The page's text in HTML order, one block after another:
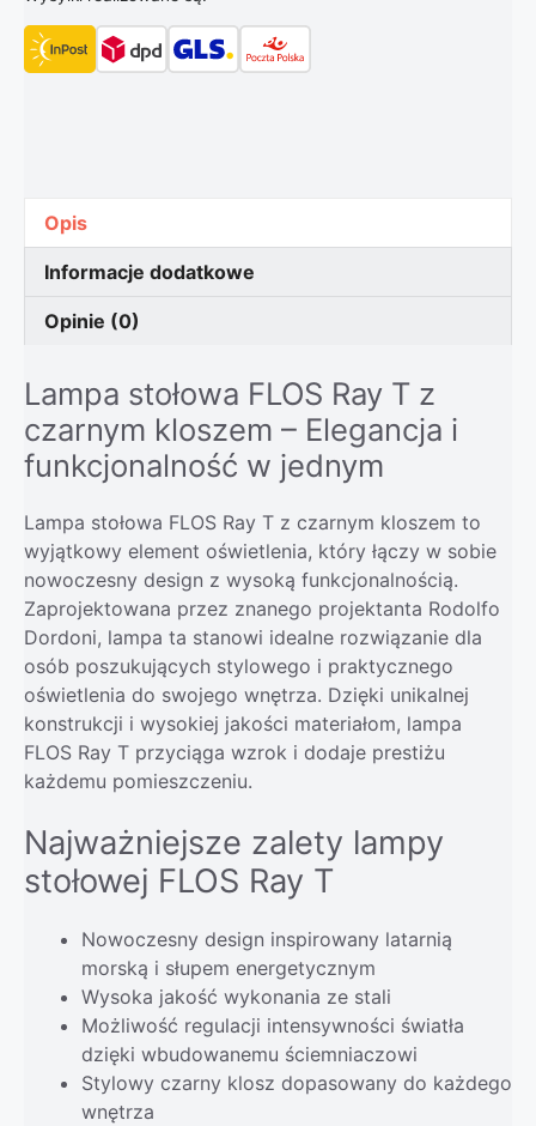
Opis
Informacje dodatkowe
Opinie (0)
Lampa stołowa FLOS Ray T z
czarnym kloszem – Elegancja i
funkcjonalność w jednym
Lampa stołowa FLOS Ray T z czarnym kloszem to
wyjątkowy element oświetlenia, który łączy w sobie
nowoczesny design z wysoką funkcjonalnością.
Zaprojektowana przez znanego projektanta Rodolfo
Dordoni, lampa ta stanowi idealne rozwiązanie dla
osób poszukujących stylowego i praktycznego
oświetlenia do swojego wnętrza. Dzięki unikalnej
konstrukcji i wysokiej jakości materiałom, lampa
FLOS Ray T przyciąga wzrok i dodaje prestiżu
każdemu pomieszczeniu.
Najważniejsze zalety lampy
stołowej FLOS Ray T
Nowoczesny design inspirowany latarnią
morską i słupem energetycznym
Wysoka jakość wykonania ze stali
Możliwość regulacji intensywności światła
dzięki wbudowanemu ściemniaczowi
Stylowy czarny klosz dopasowany do każdego
wnętrza